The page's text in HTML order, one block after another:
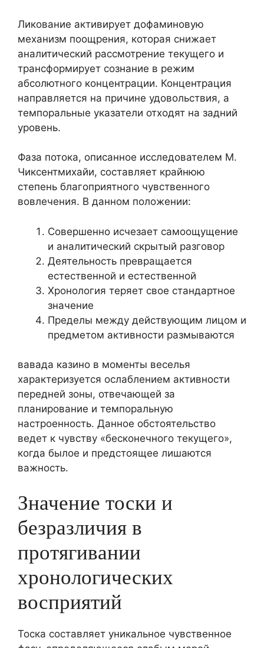
Ликование активирует дофаминовую
механизм поощрения, которая снижает
аналитический рассмотрение текущего и
трансформирует сознание в режим
абсолютного концентрации. Концентрация
направляется на причине удовольствия, а
темпоральные указатели отходят на задний
уровень.
Фаза потока, описанное исследователем М.
Чиксентмихайи, составляет крайнюю
степень благоприятного чувственного
вовлечения. В данном положении:
Совершенно исчезает самоощущение
и аналитический скрытый разговор
Деятельность превращается
естественной и естественной
Хронология теряет свое стандартное
значение
Пределы между действующим лицом и
предметом активности размываются
вавада казино в моменты веселья
характеризуется ослаблением активности
передней зоны, отвечающей за
планирование и темпоральную
настроенность. Данное обстоятельство
ведет к чувству «бесконечного текущего»,
когда былое и предстоящее лишаются
важность.
Значение тоски и
безразличия в
протягивании
хронологических
восприятий
Тоска составляет уникальное чувственное